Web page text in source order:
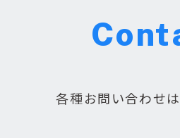
各種お問い合わせ